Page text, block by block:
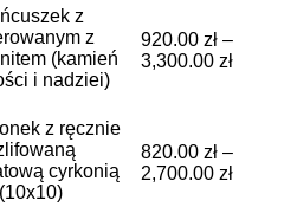
z
z
(kamień
i nadziei)
920.00 zł –
3,300.00 zł
z ręcznie
cyrkonią
(10x10)
820.00 zł –
2,700.00 zł